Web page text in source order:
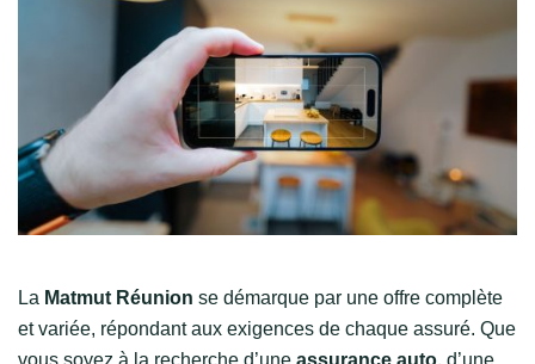
La Matmut Réunion se démarque par une offre complète
et variée, répondant aux exigences de chaque assuré. Que
vous soyez à la recherche d’une assurance auto, d’une